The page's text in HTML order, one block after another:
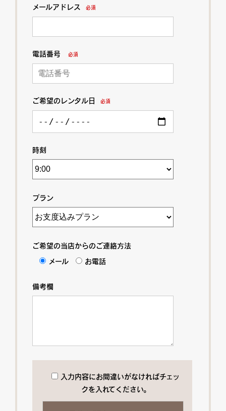
メールアドレス 必須
電話番号 必須
ご希望のレンタル日 必須
時刻
プラン
ご希望の当店からのご連絡方法
メール お電話
備考欄
入力内容にお間違いがなければチェッ
クを入れてください。